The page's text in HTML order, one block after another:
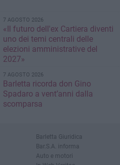
7 AGOSTO 2026
«Il futuro dell'ex Cartiera diventi
uno dei temi centrali delle
elezioni amministrative del
2027»
7 AGOSTO 2026
Barletta ricorda don Gino
Spadaro a vent’anni dalla
scomparsa
Barletta Giuridica
Bar.S.A. informa
Auto e motori